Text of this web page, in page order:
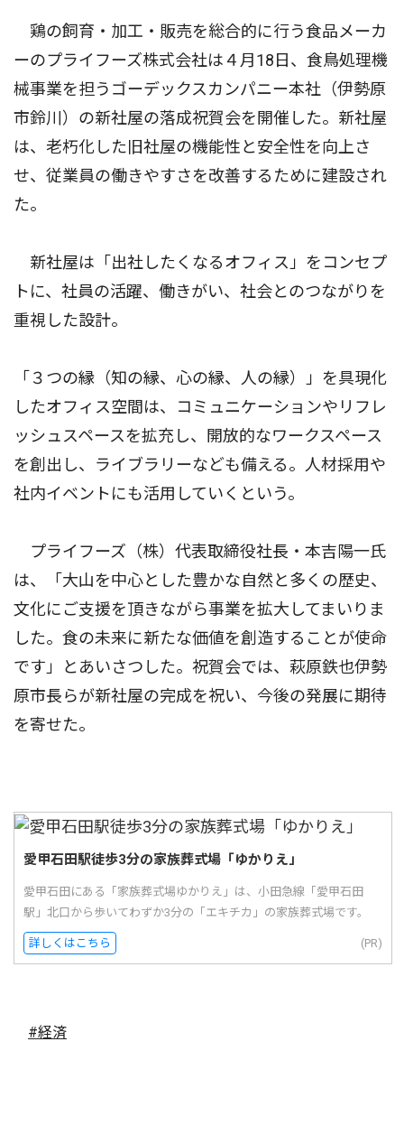
鶏の飼育・加工・販売を総合的に行う食品メーカ
ーのプライフーズ株式会社は４月18日、食鳥処理機
械事業を担うゴーデックスカンパニー本社（伊勢原
市鈴川）の新社屋の落成祝賀会を開催した。新社屋
は、老朽化した旧社屋の機能性と安全性を向上さ
せ、従業員の働きやすさを改善するために建設され
た。
新社屋は「出社したくなるオフィス」をコンセプ
トに、社員の活躍、働きがい、社会とのつながりを
重視した設計。
「３つの縁（知の縁、心の縁、人の縁）」を具現化
したオフィス空間は、コミュニケーションやリフレ
ッシュスペースを拡充し、開放的なワークスペース
を創出し、ライブラリーなども備える。人材採用や
社内イベントにも活用していくという。
プライフーズ（株）代表取締役社長・本吉陽一氏
は、「大山を中心とした豊かな自然と多くの歴史、
文化にご支援を頂きながら事業を拡大してまいりま
した。食の未来に新たな価値を創造することが使命
です」とあいさつした。祝賀会では、萩原鉄也伊勢
原市長らが新社屋の完成を祝い、今後の発展に期待
を寄せた。
愛甲石田駅徒歩3分の家族葬式場「ゆかりえ」
愛甲石田にある「家族葬式場ゆかりえ」は、小田急線「愛甲石田
駅」北口から歩いてわずか3分の「エキチカ」の家族葬式場です。
詳しくはこちら (PR)
#経済